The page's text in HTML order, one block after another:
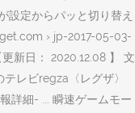
設定からパッと切り替え
› jp-2017-05-03-
新日： 2020.12.08 】 文
レビregza〈レグザ〉
詳細- ... 瞬速ゲームモー